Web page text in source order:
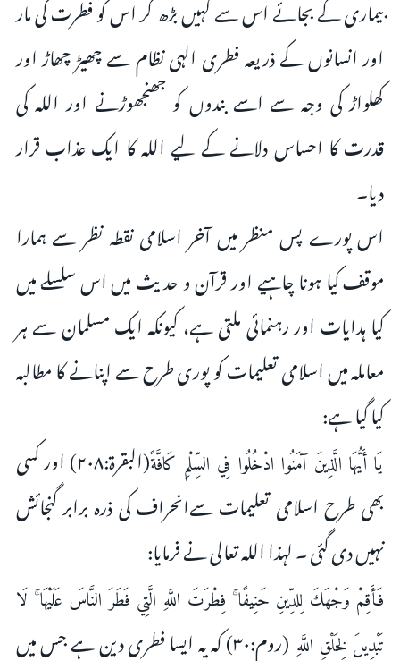
بیماری کے بجائے اس سے کہیں بڑھ کر اس کو فطرت کی مار
اور انسانوں کے ذریعہ فطری الہی نظام سے چھیڑ چھاڑ اور
کھلواڑ کی وجہ سے اسے بندوں کو جھنجھوڑنے اور اللہ کی
قدرت کا احساس دلانے کے لیے اللہ کا ایک عذاب قرار
دیا۔
اس پورے پس منظر میں آخر اسلامی نقطہ نظر سے ہمارا
موقف کیا ہونا چاہیے اور قرآن و حدیث میں اس سلسلے میں
کیا ہدایات اور رہنمائی ملتی ہے، کیونکہ ایک مسلمان سے ہر
معاملہ میں اسلامی تعلیمات کو پوری طرح سے اپنانے کا مطالبہ
کیا گیا ہے:
يَا أَيُّهَا الَّذِينَ آمَنُوا ادْخُلُوا فِي السِّلْمِ كَافَّةً
(البقرۃ:۲۰۸) اور کسی
بھی طرح اسلامی تعلیمات سےانحراف کی ذرہ برابر گنجائش
نہیں دی گئی ۔ لہذا اللہ تعالی نے فرمایا:
فَأَقِمْ وَجْهَكَ لِلدِّينِ حَنِيفًا ۚ فِطْرَتَ اللَّهِ الَّتِي فَطَرَ النَّاسَ عَلَيْهَا ۚ لَا
تَبْدِيلَ لِخَلْقِ اللَّهِ
(روم:۳۰) کہ یہ ایسا فطری دین ہے جس میں